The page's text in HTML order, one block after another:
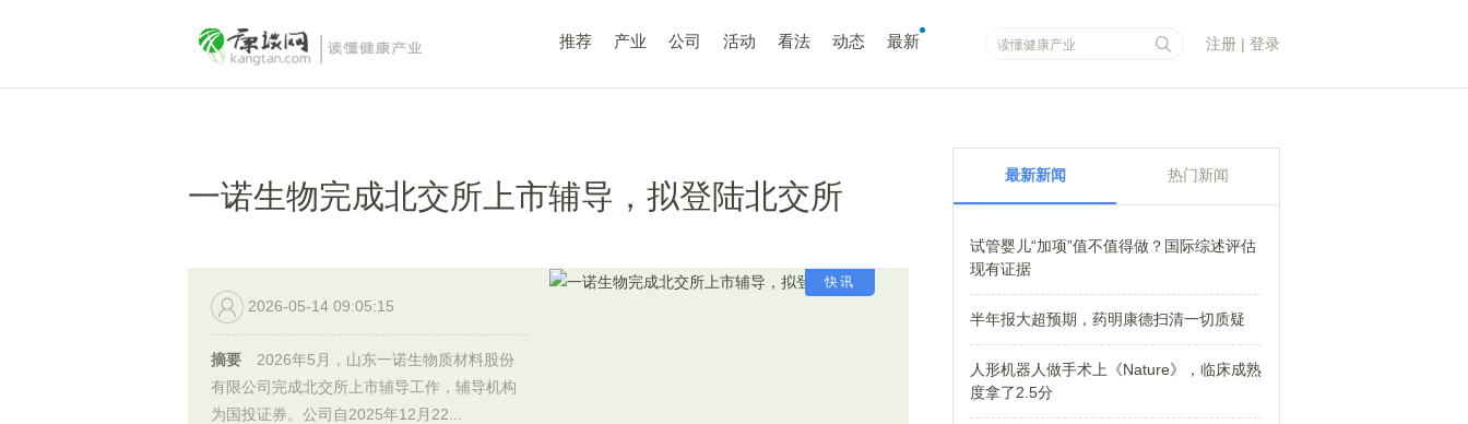
推荐 产业 公司 活动 看法 动态 最新 注册 | 登录
一诺生物完成北交所上市辅导，拟登陆北交所
快讯
2026-05-14 09:05:15
摘要
2026年5月，山东一诺生物质材料股份
有限公司完成北交所上市辅导工作，辅导机构
为国投证券。公司自2025年12月22...
最新新闻 热门新闻
试管婴儿“加项”值不值得做？国际综述评估
现有证据
半年报大超预期，药明康德扫清一切质疑
人形机器人做手术上《Nature》，临床成熟
度拿了2.5分